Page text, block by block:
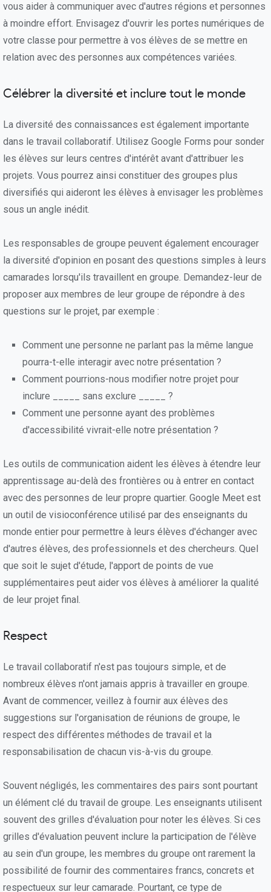
vous aider à communiquer avec d'autres régions et personnes
à moindre effort. Envisagez d'ouvrir les portes numériques de
votre classe pour permettre à vos élèves de se mettre en
relation avec des personnes aux compétences variées.
Célébrer la diversité et inclure tout le monde
La diversité des connaissances est également importante
dans le travail collaboratif. Utilisez Google Forms pour sonder
les élèves sur leurs centres d'intérêt avant d'attribuer les
projets. Vous pourrez ainsi constituer des groupes plus
diversifiés qui aideront les élèves à envisager les problèmes
sous un angle inédit.
Les responsables de groupe peuvent également encourager
la diversité d'opinion en posant des questions simples à leurs
camarades lorsqu'ils travaillent en groupe. Demandez-leur de
proposer aux membres de leur groupe de répondre à des
questions sur le projet, par exemple :
Comment une personne ne parlant pas la même langue
pourra-t-elle interagir avec notre présentation ?
Comment pourrions-nous modifier notre projet pour
inclure _____ sans exclure _____ ?
Comment une personne ayant des problèmes
d'accessibilité vivrait-elle notre présentation ?
Les outils de communication aident les élèves à étendre leur
apprentissage au-delà des frontières ou à entrer en contact
avec des personnes de leur propre quartier. Google Meet est
un outil de visioconférence utilisé par des enseignants du
monde entier pour permettre à leurs élèves d'échanger avec
d'autres élèves, des professionnels et des chercheurs. Quel
que soit le sujet d'étude, l'apport de points de vue
supplémentaires peut aider vos élèves à améliorer la qualité
de leur projet final.
Respect
Le travail collaboratif n'est pas toujours simple, et de
nombreux élèves n'ont jamais appris à travailler en groupe.
Avant de commencer, veillez à fournir aux élèves des
suggestions sur l'organisation de réunions de groupe, le
respect des différentes méthodes de travail et la
responsabilisation de chacun vis-à-vis du groupe.
Souvent négligés, les commentaires des pairs sont pourtant
un élément clé du travail de groupe. Les enseignants utilisent
souvent des grilles d'évaluation pour noter les élèves. Si ces
grilles d'évaluation peuvent inclure la participation de l'élève
au sein d'un groupe, les membres du groupe ont rarement la
possibilité de fournir des commentaires francs, concrets et
respectueux sur leur camarade. Pourtant, ce type de